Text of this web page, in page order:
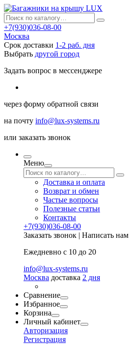
+7(930)036-08-00
Москва
Срок доставки 1-2 раб. дня
Выбрать другой город
Задать вопрос в мессенджере
через форму обратной связи
на почту info@lux-systems.ru
или заказать звонок
Меню
Доставка и оплата
Возврат и обмен
Частые вопросы
Полезные статьи
Контакты
+7(930)036-08-00
Заказать звонок | Написать нам
Ежедневно с 10 до 20
info@lux-systems.ru
Москва доставка 2 дня
Сравнение
Избранное
Корзина
Личный кабинет
Авторизация
Регистрация